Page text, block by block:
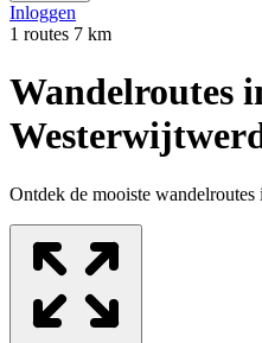
Inloggen
1 routes 7 km
Wandelroutes
Ontdek de mooiste
+
−